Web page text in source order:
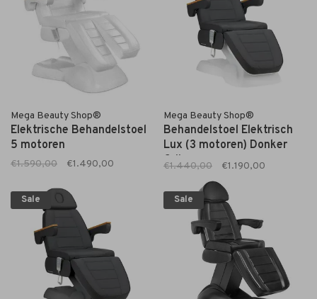
Mega Beauty Shop®
Elektrische Behandelstoel
5 motoren
€1.590,00 €1.490,00
Mega Beauty Shop®
Behandelstoel Elektrisch
Lux (3 motoren) Donker
Grijs
€1.440,00 €1.190,00
Sale Sale